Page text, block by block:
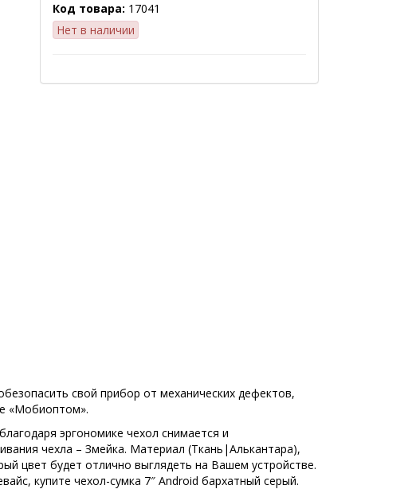
Код товара: 17041
Нет в наличии
свой прибор от механических дефектов,
«Мобиоптом».
эргономике чехол снимается и
чехла – Змейка. Материал (Ткань|Алькантара),
цвет будет отлично выглядеть на Вашем устройстве.
купите чехол-сумка 7″ Android бархатный серый.